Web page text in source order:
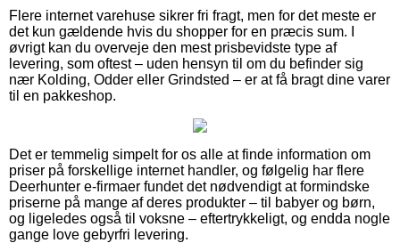
Flere internet varehuse sikrer fri fragt, men for det meste er
det kun gældende hvis du shopper for en præcis sum. I
øvrigt kan du overveje den mest prisbevidste type af
levering, som oftest – uden hensyn til om du befinder sig
nær Kolding, Odder eller Grindsted – er at få bragt dine varer
til en pakkeshop.
Det er temmelig simpelt for os alle at finde information om
priser på forskellige internet handler, og følgelig har flere
Deerhunter e-firmaer fundet det nødvendigt at formindske
priserne på mange af deres produkter – til babyer og børn,
og ligeledes også til voksne – eftertrykkeligt, og endda nogle
gange love gebyrfri levering.